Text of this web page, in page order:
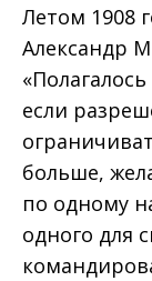
Летом 1908
Александр
если
больше,
по одному
одного для